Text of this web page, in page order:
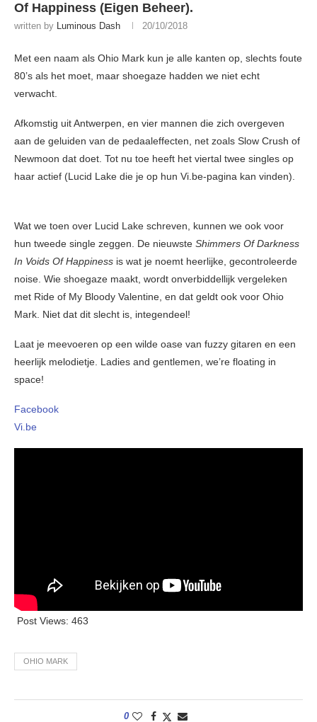
Of Happiness (Eigen Beheer).
written by Luminous Dash 20/10/2018
Met een naam als Ohio Mark kun je alle kanten op, slechts foute
80’s als het moet, maar shoegaze hadden we niet echt
verwacht.
Afkomstig uit Antwerpen, en vier mannen die zich overgeven
aan de geluiden van de pedaaleffecten, net zoals Slow Crush of
Newmoon dat doet. Tot nu toe heeft het viertal twee singles op
haar actief (Lucid Lake die je op hun Vi.be-pagina kan vinden).
Wat we toen over Lucid Lake schreven, kunnen we ook voor
hun tweede single zeggen. De nieuwste Shimmers Of Darkness
In Voids Of Happiness is wat je noemt heerlijke, gecontroleerde
noise. Wie shoegaze maakt, wordt onverbiddellijk vergeleken
met Ride of My Bloody Valentine, en dat geldt ook voor Ohio
Mark. Niet dat dit slecht is, integendeel!
Laat je meevoeren op een wilde oase van fuzzy gitaren en een
heerlijk melodietje. Ladies and gentlemen, we’re floating in
space!
Facebook
Vi.be
Post Views: 463
OHIO MARK
0